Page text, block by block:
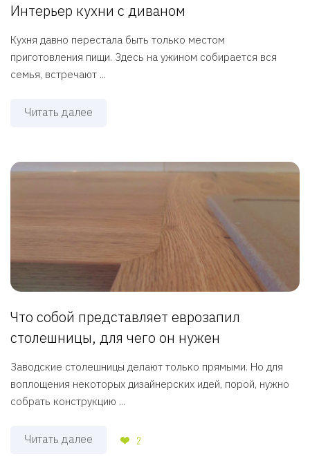
Интерьер кухни с диваном
Кухня давно перестала быть только местом
приготовления пищи. Здесь на ужином собирается вся
семья, встречают ...
Читать далее
Что собой представляет еврозапил
столешницы, для чего он нужен
Заводские столешницы делают только прямыми. Но для
воплощения некоторых дизайнерских идей, порой, нужно
собрать конструкцию ...
Читать далее 2